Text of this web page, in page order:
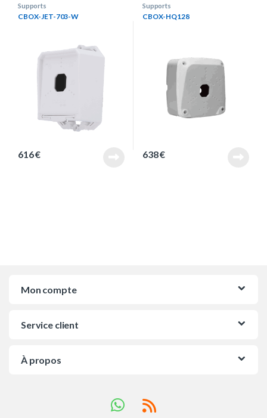
Supports
CBOX-JET-703-W
616€
Supports
CBOX-HQ128
638€
Mon compte
Service client
À propos